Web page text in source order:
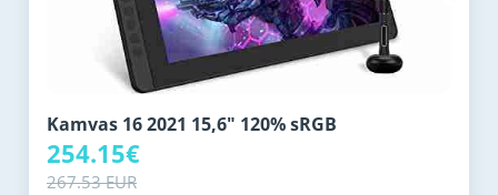
Kamvas 16 2021 15,6" 120% sRGB
254.15€
267.53 EUR